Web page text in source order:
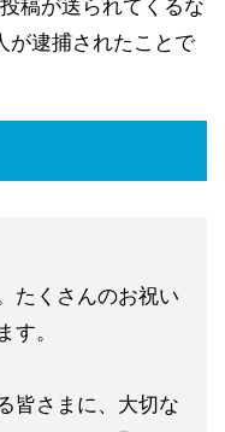
稿が送られてくるな
が逮捕されたことで
たくさんのお祝い
す。
皆さまに、大切な